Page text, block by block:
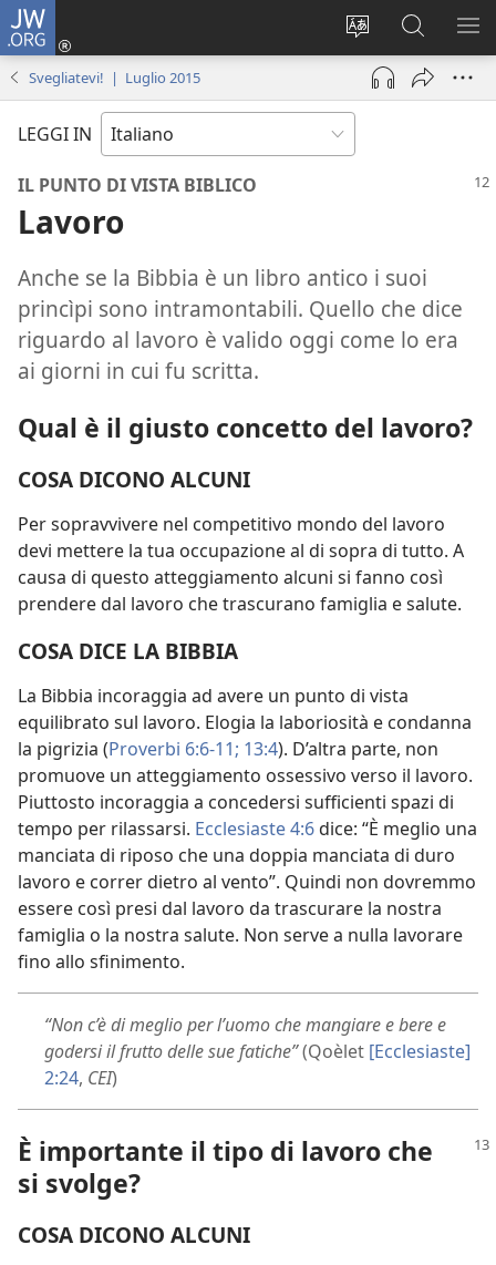
JW.ORG
Modificare
lingua
Accedi
(apre
nuova
finestra)
Cerca
in
JW.ORG
Svegliatevi! | Luglio 2015
LEGGI IN
IL PUNTO DI VISTA BIBLICO
Lavoro
Anche se la Bibbia è un libro antico i suoi
princìpi sono intramontabili. Quello che dice
riguardo al lavoro è valido oggi come lo era
ai giorni in cui fu scritta.
Qual è il giusto concetto del lavoro?
COSA DICONO ALCUNI
Per sopravvivere nel competitivo mondo del lavoro
devi mettere la tua occupazione al di sopra di tutto. A
causa di questo atteggiamento alcuni si fanno così
prendere dal lavoro che trascurano famiglia e salute.
COSA DICE LA BIBBIA
La Bibbia incoraggia ad avere un punto di vista
equilibrato sul lavoro. Elogia la laboriosità e condanna
la pigrizia (Proverbi 6:6-11; 13:4). D’altra parte, non
promuove un atteggiamento ossessivo verso il lavoro.
Piuttosto incoraggia a concedersi sufficienti spazi di
tempo per rilassarsi. Ecclesiaste 4:6dice: “È meglio una
manciata di riposo che una doppia manciata di duro
lavoro e correr dietro al vento”. Quindi non dovremmo
essere così presi dal lavoro da trascurare la nostra
famiglia o la nostra salute. Non serve a nulla lavorare
fino allo sfinimento.
“Non c’è di meglio per l’uomo che mangiare e bere e
godersi il frutto delle sue fatiche”(Qoèlet [Ecclesiaste]
2:24, CEI)
È importante il tipo di lavoro che
si svolge?
COSA DICONO ALCUNI